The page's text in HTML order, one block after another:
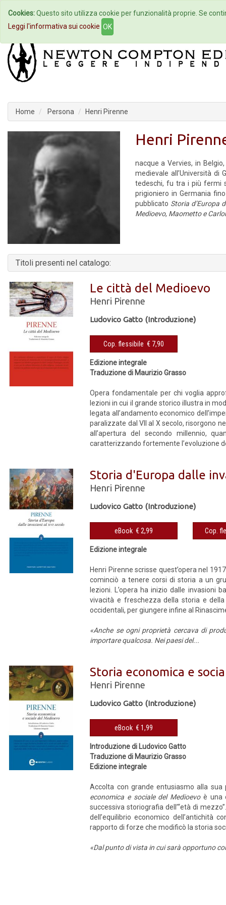
Home Autori Eventi
Home Persona Henri Pirenne
Henri
nacque a Vervies, in
medievale all’Università di
tedeschi, fu tra i più fermi
prigioniero in Germania
pubblicato Storia d’Europa
Medioevo, Maometto e
Titoli presenti nel catalogo:
Le città del Medioevo
Henri Pirenne
Ludovico Gatto (Introduzione)
Cop. flessibile € 7,90
Edizione integrale
Traduzione di Maurizio Grasso
Opera fondamentale per chi voglia
lezioni in cui il grande storico illustra in
legata all’andamento economico
paralizzate dal VII al X secolo, risorgono
all’apertura del secondo millennio,
caratterizzando fortemente l’evoluzione
Storia d'Europa dalle
Henri Pirenne
Ludovico Gatto (Introduzione)
eBook € 2,99
Edizione integrale
Henri Pirenne scrisse quest’opera nel
cominciò a tenere corsi di storia a un
lezioni. L’opera ha inizio dalle invasioni
vivacità e freschezza della storia e
occidentali, per giungere infine al
«Anche se ogni proprietà cercava di
importare qualcosa. Nei paesi del...
Storia economica e
Henri Pirenne
Ludovico Gatto (Introduzione)
eBook € 1,99
Introduzione di Ludovico Gatto
Traduzione di Maurizio Grasso
Edizione integrale
Accolta con grande entusiasmo alla
economica e sociale del Medioevoè una
successiva storiografia dell’“età di
dell’equilibrio economico dell’antichità
rapporto di forze che modificò la storia
«Dal punto di vista in cui sarà opportuno
Cookies:Questo sito utilizza cookie per funzionalità proprie. Se
Leggi l'informativa sui cookie OK